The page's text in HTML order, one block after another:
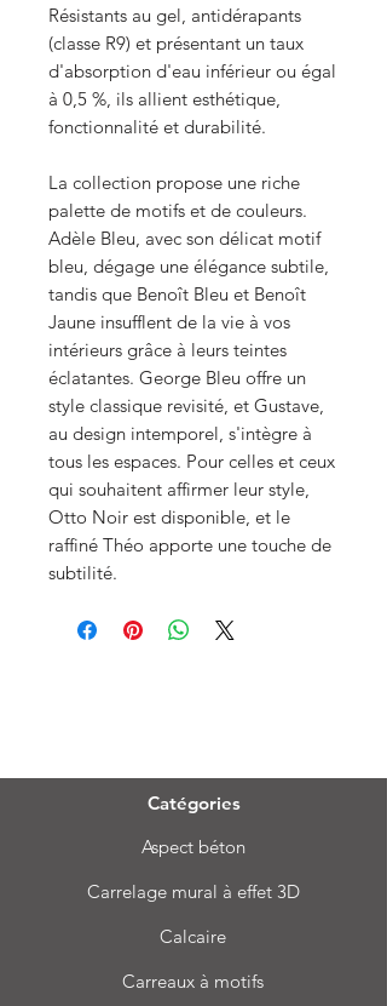
Résistants au gel, antidérapants
(classe R9) et présentant un taux
d'absorption d'eau inférieur ou égal
à 0,5 %, ils allient esthétique,
fonctionnalité et durabilité.
La collection propose une riche
palette de motifs et de couleurs.
Adèle Bleu, avec son délicat motif
bleu, dégage une élégance subtile,
tandis que Benoît Bleu et Benoît
Jaune insufflent de la vie à vos
intérieurs grâce à leurs teintes
éclatantes. George Bleu offre un
style classique revisité, et Gustave,
au design intemporel, s'intègre à
tous les espaces. Pour celles et ceux
qui souhaitent affirmer leur style,
Otto Noir est disponible, et le
raffiné Théo apporte une touche de
subtilité.
Catégories
Aspect béton
Carrelage mural à effet 3D
Calcaire
Carreaux à motifs